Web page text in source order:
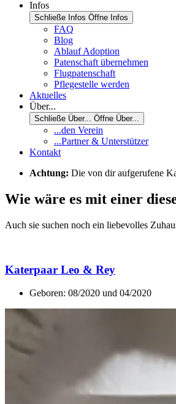
Infos
Schließe Infos Öffne Infos
FAQ
Blog
Ablauf Adoption
Patenschaft übernehmen
Flugpatenschaft
Pflegestelle werden
Aktuelles
Über...
Schließe Über... Öffne Über...
...den Verein
...Partner & Unterstützer
Kontakt
Achtung: Die von dir aufgerufene
Wie wäre es mit einer
Auch sie suchen noch ein liebevolles
Katerpaar Leo & Rey
Geboren: 08/2020 und 04/2020